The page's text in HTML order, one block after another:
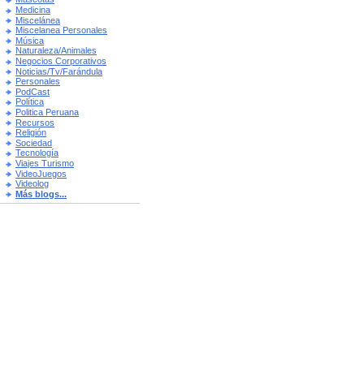
Medicina
Miscelánea
Miscelanea Personales
Música
Naturaleza/Animales
Negocios Corporativos
Noticias/Tv/Farándula
Personales
PodCast
Política
Politica Peruana
Recursos
Religión
Sociedad
Tecnología
Viajes Turismo
VideoJuegos
Videolog
Más blogs...